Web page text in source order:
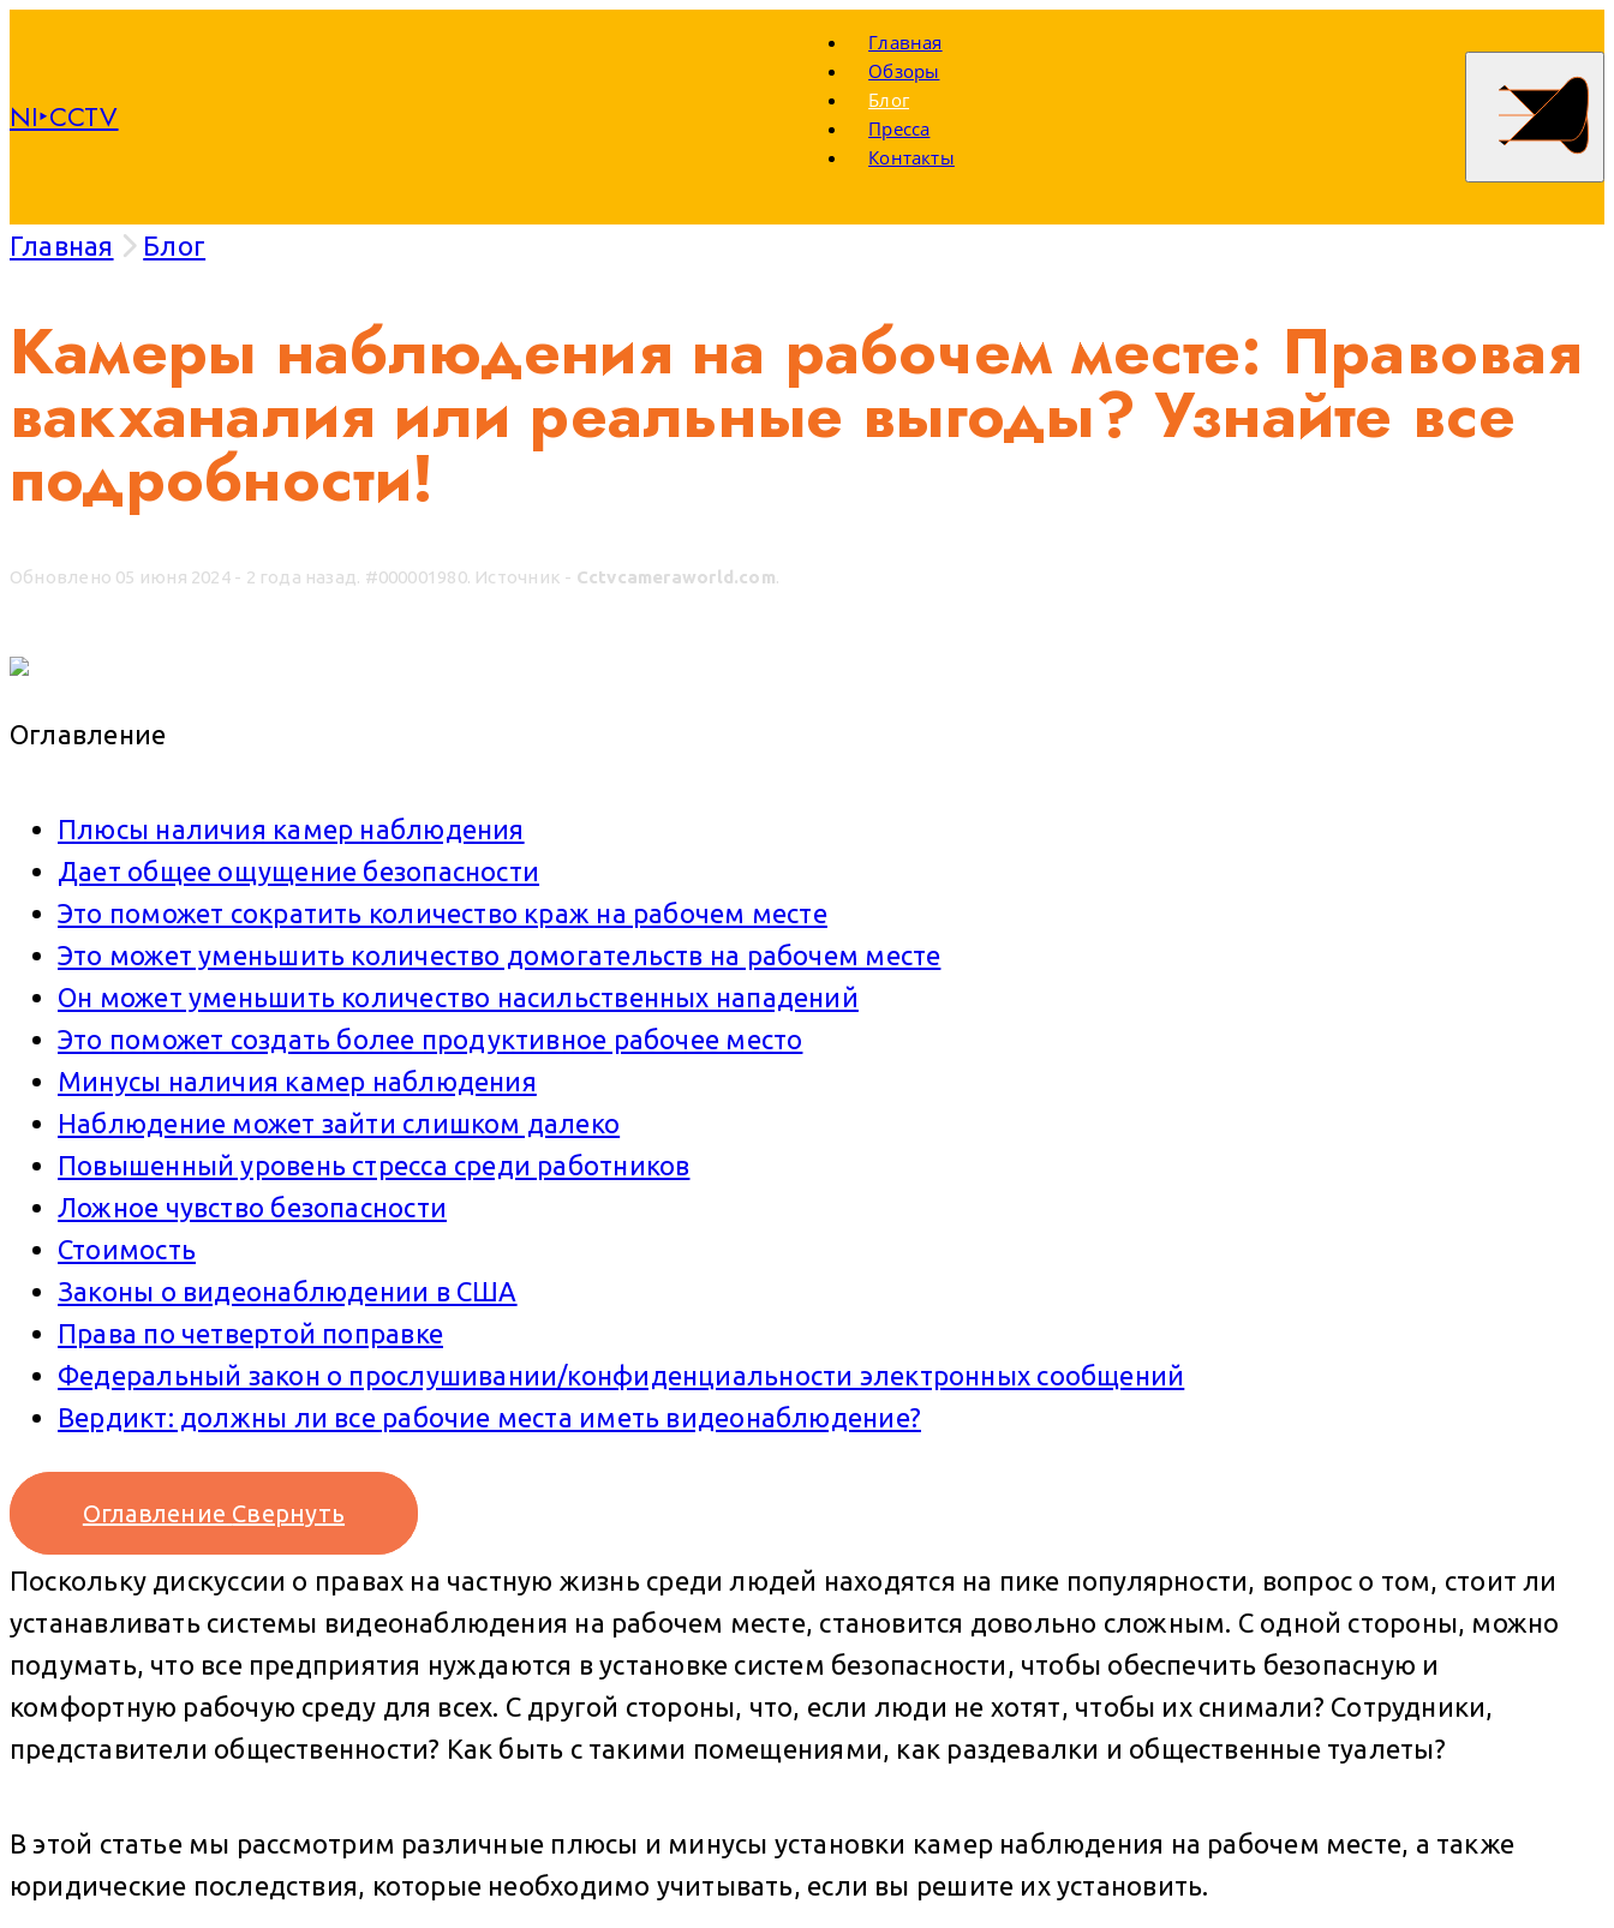
NI‣CCTV
Главная
Обзоры
Блог
Пресса
Контакты
Главная Блог
Камеры наблюдения на рабочем месте: Правовая
вакханалия или реальные выгоды? Узнайте все
подробности!
Обновлено 05 июня 2024 - 2 года назад. #000001980. Источник - Cctvcameraworld.com.
Оглавление
Плюсы наличия камер наблюдения
Дает общее ощущение безопасности
Это поможет сократить количество краж на рабочем месте
Это может уменьшить количество домогательств на рабочем месте
Он может уменьшить количество насильственных нападений
Это поможет создать более продуктивное рабочее место
Минусы наличия камер наблюдения
Наблюдение может зайти слишком далеко
Повышенный уровень стресса среди работников
Ложное чувство безопасности
Стоимость
Законы о видеонаблюдении в США
Права по четвертой поправке
Федеральный закон о прослушивании/конфиденциальности электронных сообщений
Вердикт: должны ли все рабочие места иметь видеонаблюдение?
Оглавление Свернуть
Поскольку дискуссии о правах на частную жизнь среди людей находятся на пике популярности, вопрос о том, стоит ли
устанавливать системы видеонаблюдения на рабочем месте, становится довольно сложным. С одной стороны, можно
подумать, что все предприятия нуждаются в установке систем безопасности, чтобы обеспечить безопасную и
комфортную рабочую среду для всех. С другой стороны, что, если люди не хотят, чтобы их снимали? Сотрудники,
представители общественности? Как быть с такими помещениями, как раздевалки и общественные туалеты?
В этой статье мы рассмотрим различные плюсы и минусы установки камер наблюдения на рабочем месте, а также
юридические последствия, которые необходимо учитывать, если вы решите их установить.